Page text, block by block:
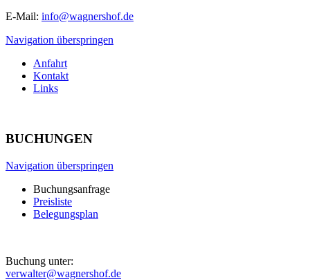
E-Mail: info@wagnershof.de
Navigation überspringen
Anfahrt
Kontakt
Links
BUCHUNGEN
Navigation überspringen
Buchungsanfrage
Preisliste
Belegungsplan
Buchung unter:
verwalter@wagnershof.de